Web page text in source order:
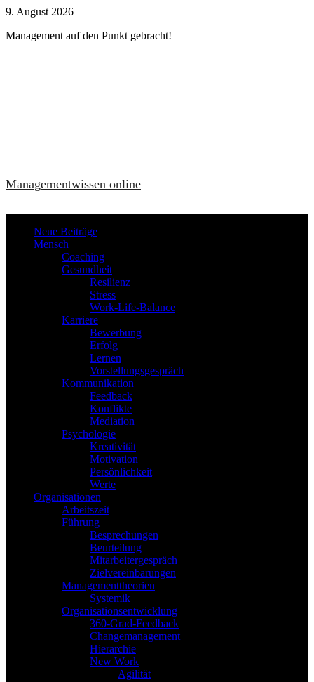
Zum
springen
9. August 2026
Management auf den Punkt gebracht!
Managementwissen online
Neue Beiträge
Mensch
Coaching
Gesundheit
Resilienz
Stress
Work-Life-Balance
Karriere
Bewerbung
Erfolg
Lernen
Vorstellungsgespräch
Kommunikation
Feedback
Konflikte
Mediation
Psychologie
Kreativität
Motivation
Persönlichkeit
Werte
Organisationen
Arbeitszeit
Führung
Besprechungen
Beurteilung
Mitarbeitergespräch
Zielvereinbarungen
Managementtheorien
Systemik
Organisationsentwicklung
360-Grad-Feedback
Changemanagement
Hierarchie
New Work
Agilität